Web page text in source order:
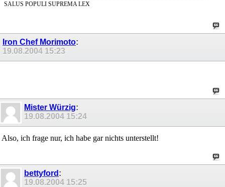
SALUS POPULI SUPREMA LEX
Iron Chef Morimoto:
19.08.2004 15:23
Mister Würzig:
19.08.2004 15:24
Also, ich frage nur, ich habe gar nichts unterstellt!
bettyford :
19.08.2004 15:25